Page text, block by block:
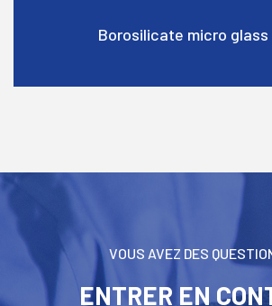
Borosilicate micro
VOUS AVEZ DES
ENTRER EN